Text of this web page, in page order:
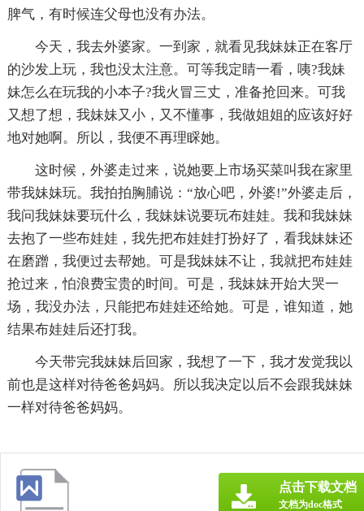
脾气，有时候连父母也没有办法。
今天，我去外婆家。一到家，就看见我妹妹正在客厅
的沙发上玩，我也没太注意。可等我定睛一看，咦?我妹
妹怎么在玩我的小本子?我火冒三丈，准备抢回来。可我
又想了想，我妹妹又小，又不懂事，我做姐姐的应该好好
地对她啊。所以，我便不再理睬她。
这时候，外婆走过来，说她要上市场买菜叫我在家里
带我妹妹玩。我拍拍胸脯说：“放心吧，外婆!”外婆走后，
我问我妹妹要玩什么，我妹妹说要玩布娃娃。我和我妹妹
去抱了一些布娃娃，我先把布娃娃打扮好了，看我妹妹还
在磨蹭，我便过去帮她。可是我妹妹不让，我就把布娃娃
抢过来，怕浪费宝贵的时间。可是，我妹妹开始大哭一
场，我没办法，只能把布娃娃还给她。可是，谁知道，她
结果布娃娃后还打我。
今天带完我妹妹后回家，我想了一下，我才发觉我以
前也是这样对待爸爸妈妈。所以我决定以后不会跟我妹妹
一样对待爸爸妈妈。
点击下载文档
文档为doc格式